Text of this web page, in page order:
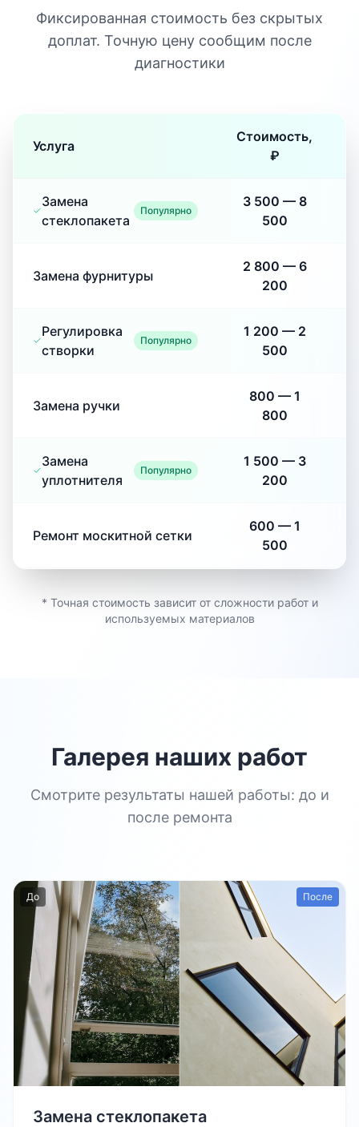
Фиксированная стоимость без скрытых
доплат. Точную цену сообщим после
диагностики
Услуга
Стоимость,
₽
Замена
стеклопакета
Популярно
3 500 — 8
500
Замена фурнитуры
2 800 — 6
200
Регулировка
створки
Популярно
1 200 — 2
500
Замена ручки
800 — 1
800
Замена
уплотнителя
Популярно
1 500 — 3
200
Ремонт москитной сетки
600 — 1
500
* Точная стоимость зависит от сложности работ и
используемых материалов
Галерея наших работ
Смотрите результаты нашей работы: до и
после ремонта
До После
Замена стеклопакета